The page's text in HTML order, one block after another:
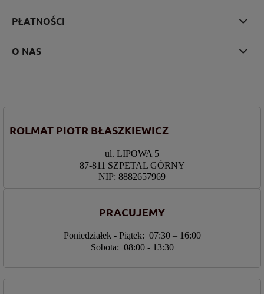
PŁATNOŚCI
O NAS
ROLMAT PIOTR BŁASZKIEWICZ
ul. LIPOWA 5
87-811 SZPETAL GÓRNY
NIP: 8882657969
PRACUJEMY
Poniedziałek - Piątek: 07:30 – 16:00
Sobota: 08:00 - 13:30